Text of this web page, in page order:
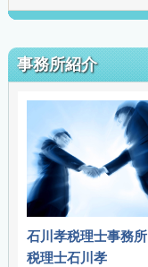
事務所紹介
石川孝税理士事務所
税理士石川孝